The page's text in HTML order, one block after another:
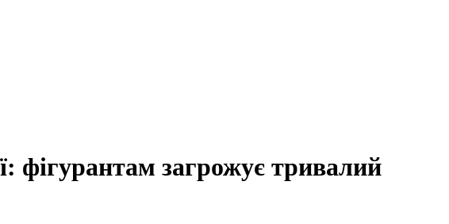
фігурантам загрожує тривалий